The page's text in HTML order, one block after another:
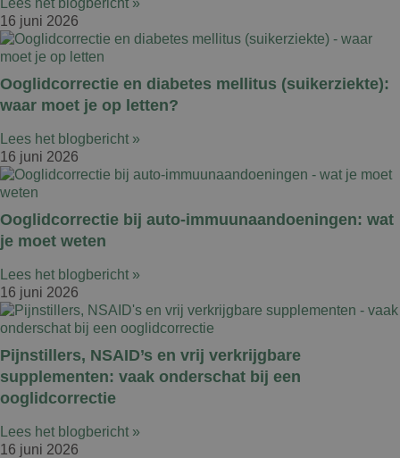
16 juni 2026
Ooglidcorrectie en diabetes mellitus (suikerziekte):
waar moet je op letten?
Lees het blogbericht »
16 juni 2026
Ooglidcorrectie bij auto-immuunaandoeningen: wat
je moet weten
Lees het blogbericht »
16 juni 2026
Pijnstillers, NSAID’s en vrij verkrijgbare
supplementen: vaak onderschat bij een
ooglidcorrectie
Lees het blogbericht »
16 juni 2026